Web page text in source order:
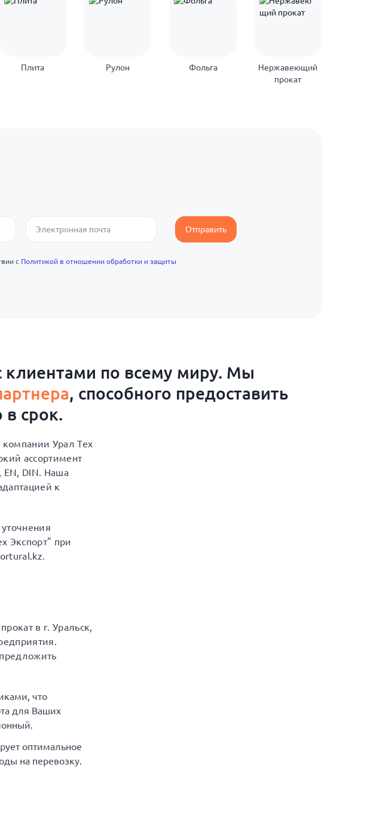
Плита Рулон Фольга
Нержавеющий
прокат
Отправить
с Политикой в отношении обработки и защиты
клиентами по всему миру. Мы
, способного предоставить
срок.
компании Урал Тех
ассортимент
EN, DIN. Наша
к
Экспорт" при
в г. Уральск,
что
для Ваших
оптимальное
на перевозку.